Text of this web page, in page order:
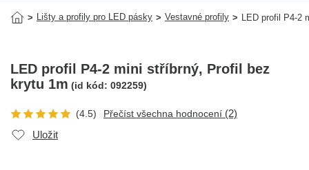
> Lišty a profily pro LED pásky > Vestavné profily > LED profil P4-2
LED profil P4-2 mini stříbrný, Profil bez
krytu 1m (id kód: 092259)
(4.5) Přečíst všechna hodnocení (2)
Uložit